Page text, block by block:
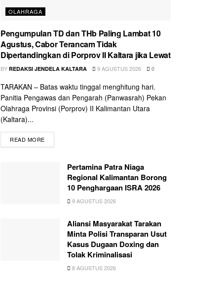
OLAHRAGA
Pengumpulan TD dan THb Paling Lambat 10
Agustus, Cabor Terancam Tidak
Dipertandingkan di Porprov II Kaltara jika Lewat
BY REDAKSI JENDELA KALTARA 9 AGUSTUS 2026 0
TARAKAN – Batas waktu tinggal menghitung hari.
Panitia Pengawas dan Pengarah (Panwasrah) Pekan
Olahraga Provinsi (Porprov) II Kalimantan Utara
(Kaltara)...
READ MORE
Pertamina Patra Niaga
Regional Kalimantan Borong
10 Penghargaan ISRA 2026
9 AGUSTUS 2026
Aliansi Masyarakat Tarakan
Minta Polisi Transparan Usut
Kasus Dugaan Doxing dan
Tolak Kriminalisasi
8 AGUSTUS 2026